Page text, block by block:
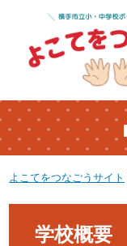
よこてをつなごうサイト
学校概要